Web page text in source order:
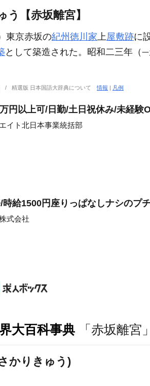
う【赤坂離宮】
東京赤坂の紀州徳川家上屋敷跡に
として築造された。昭和二三年（
精選版 日本国語大辞典について情報 | 凡例
円以上可/日勤/土日祝休み/未経験
イト北日本事業統括部
給1500円座りっぱなしナシのプ
式会社
大百科事典 「赤坂離
かりきゅう)